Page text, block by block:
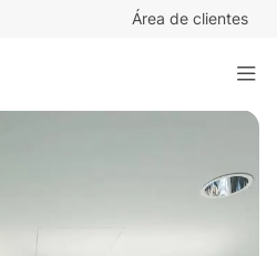
Área de clientes